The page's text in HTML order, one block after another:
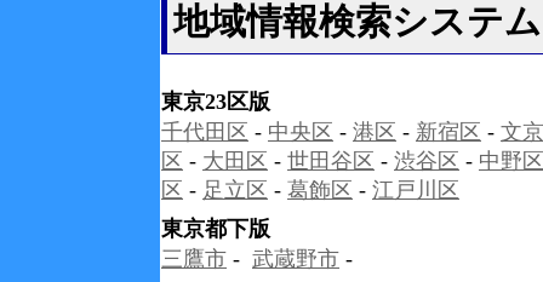
地域情報検索システ
東京23区版
千代田区 - 中央区 - 港区 - 新宿区 - 文
区 - 大田区 - 世田谷区 - 渋谷区 - 中野区
区 - 足立区 - 葛飾区 - 江戸川区
東京都下版
三鷹市 - 武蔵野市 -